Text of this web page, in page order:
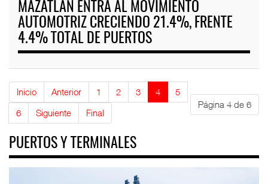
MAZATLÁN ENTRA AL MOVIMIENTO
AUTOMOTRIZ CRECIENDO 21.4%, FRENTE
4.4% TOTAL DE PUERTOS
Página 4 de 6
Inicio Anterior 1 2 3 4
5
6
Siguiente Final
PUERTOS Y TERMINALES